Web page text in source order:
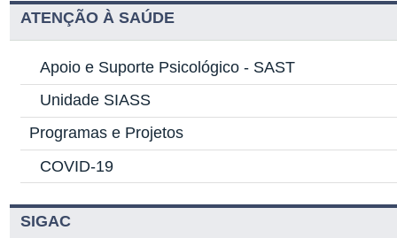
ATENÇÃO À SAÚDE
Apoio e Suporte Psicológico - SAST
Unidade SIASS
Programas e Projetos
COVID-19
SIGAC